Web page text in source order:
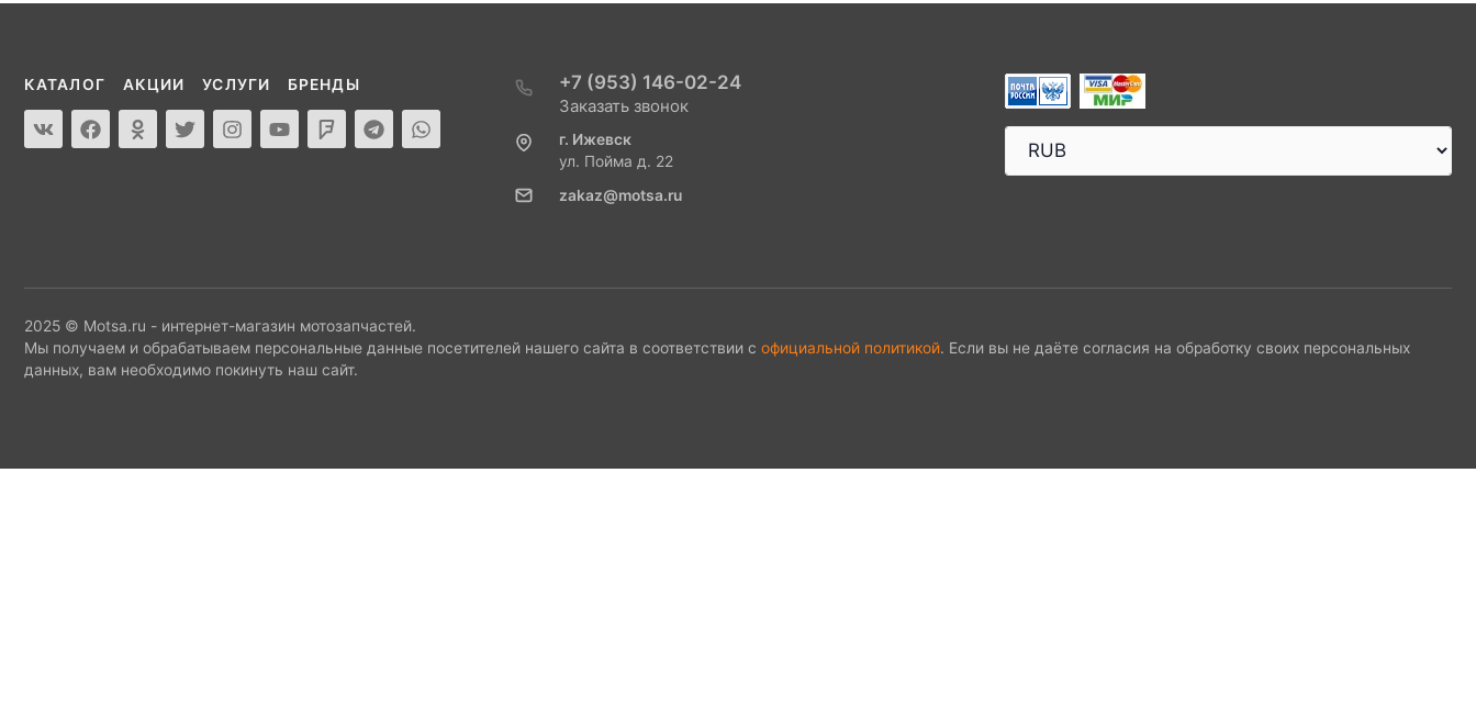
КАТАЛОГ АКЦИИ УСЛУГИ БРЕНДЫ +7 (953) 146-02-24
Заказать звонок
г. Ижевск
ул. Пойма д. 22
zakaz@motsa.ru
2025 © Motsa.ru - интернет-магазин мотозапчастей.
Мы получаем и обрабатываем персональные данные посетителей нашего сайта в соответствии с официальной политикой. Если вы не даёте согласия на обработку своих персональных
данных, вам необходимо покинуть наш сайт.